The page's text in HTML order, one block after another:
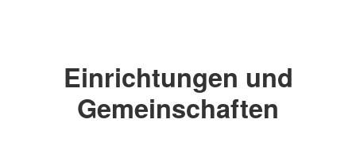
Einrichtungen und
Gemeinschaften